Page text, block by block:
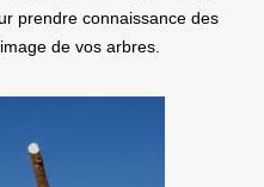
prendre connaissance des
de vos arbres.